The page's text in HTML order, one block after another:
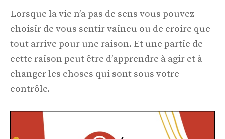
Lorsque la vie n’a pas de sens vous pouvez
choisir de vous sentir vaincu ou de croire que
tout arrive pour une raison. Et une partie de
cette raison peut être d’apprendre à agir et à
changer les choses qui sont sous votre
contrôle.